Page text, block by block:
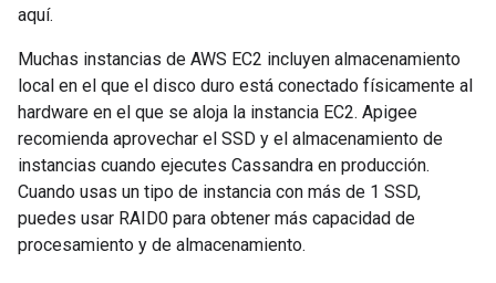
aquí.
Muchas instancias de AWS EC2 incluyen almacenamiento
local en el que el disco duro está conectado físicamente al
hardware en el que se aloja la instancia EC2. Apigee
recomienda aprovechar el SSD y el almacenamiento de
instancias cuando ejecutes Cassandra en producción.
Cuando usas un tipo de instancia con más de 1 SSD,
puedes usar RAID0 para obtener más capacidad de
procesamiento y de almacenamiento.